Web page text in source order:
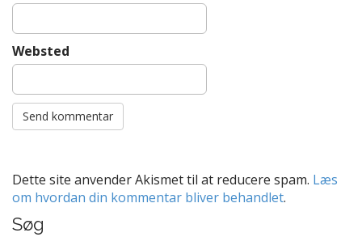
Websted
Dette site anvender Akismet til at reducere spam. Læs
om hvordan din kommentar bliver behandlet.
Søg